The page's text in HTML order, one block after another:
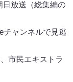
放送（総集編の
チャンネルで見逃
市民エキストラ